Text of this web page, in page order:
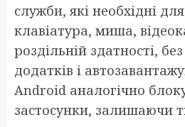
служби, які необхідні
клавіатура, миша,
роздільній здатності,
додатків і
Android аналогічно
застосунки, залишаючи